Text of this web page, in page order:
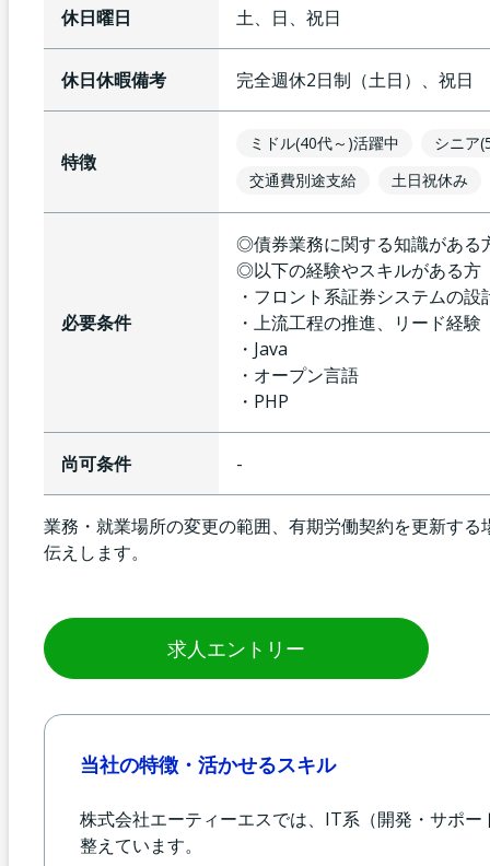
休日曜日 土、日、祝日
休日休暇備考 完全週休2日制（土日）、祝日
特徴
ミドル(40代～)活躍中
シニア
交通費別途支給
土日祝休み
必要条件
◎債券業務に関する知識がある
◎以下の経験やスキルがある方
・フロント系証券システムの設
・上流工程の推進、リード経験
・Java
・オープン言語
・PHP
尚可条件 -
業務・就業場所の変更の範囲、有期労働契約を更新す
伝えします。
求人エントリー
当社の特徴・活かせるスキル
株式会社エーティーエスでは、IT系（開発・サポ
整えています。